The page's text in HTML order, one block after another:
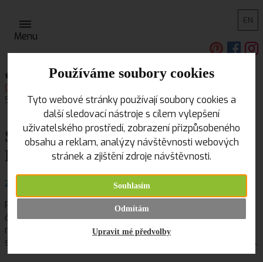
Používáme soubory cookies
Tyto webové stránky používají soubory cookies a
další sledovací nástroje s cílem vylepšení
uživatelského prostředí, zobrazení přizpůsobeného
obsahu a reklam, analýzy návštěvnosti webových
stránek a zjištění zdroje návštěvnosti.
Souhlasím
Odmítám
Upravit mé předvolby
EN
Menu
Úvodní strana
Užitečné odkazy, tipy a triky
O polymerové hmotě
Skoropodzimní kurzování U Nemravky
Skoropodzimní kurzování U
Nemravky
28/8/2012 První skoropodzimní kurzování U Nemravky
Po dlouhé době se mi opět podařilo věnovat se kurzům –
činnosti, která mě po tvoření baví v oblasti polymerů
nejvíce. Jenže objednávky, zboží, akce… to všechno běží
svým životem a schlamstne to většinou veškerý volný čas.